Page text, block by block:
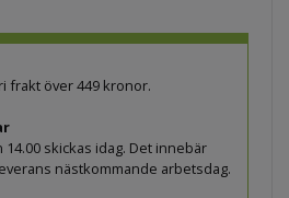
frakt över 449 kronor.
skickas idag. Det innebär
nästkommande arbetsdag.